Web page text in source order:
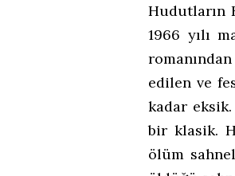
Hudutların
1966 yılı
edilen ve
kadar
bir klasik.
ölüm